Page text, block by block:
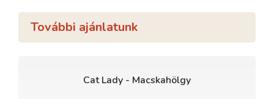
További ajánlatunk
Cat Lady - Macskahölgy